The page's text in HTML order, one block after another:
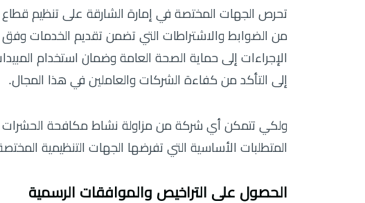
تحرص الجهات المختصة في إمارة الشارقة على تنظيم
من الضوابط والاشتراطات التي تضمن تقديم الخدمات
الإجراءات إلى حماية الصحة العامة وضمان استخدام
إلى التأكد من كفاءة الشركات والعاملين في هذا المجال.
ولكي تتمكن أي شركة من مزاولة نشاط مكافحة الحشرات
المتطلبات الأساسية التي تفرضها الجهات التنظيمية
الحصول على التراخيص والموافقات الرسمية